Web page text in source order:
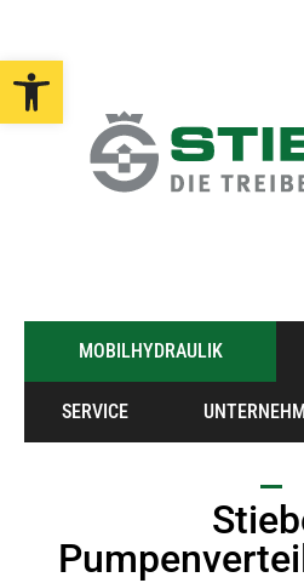
Open toolbar
MOBILHYDRAULIK
SERVICE